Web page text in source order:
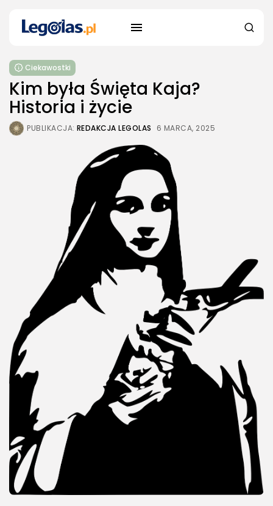
Ciekawostki
Kim była Święta Kaja?
Historia i życie
PUBLIKACJA: REDAKCJA LEGOLAS 6 MARCA, 2025